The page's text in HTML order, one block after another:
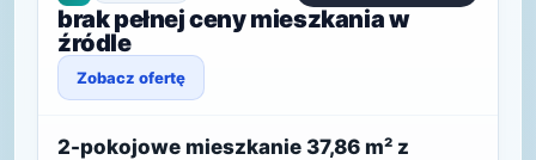
brak pełnej ceny mieszkania w
źródle
Zobacz ofertę
2-pokojowe mieszkanie 37,86 m² z